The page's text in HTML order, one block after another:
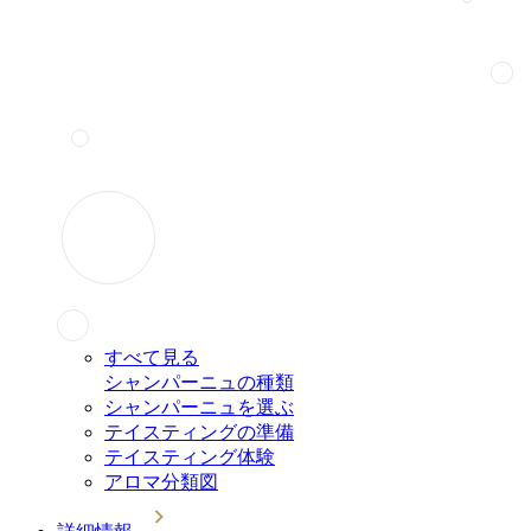
すべて見る
シャンパーニュの種類
シャンパーニュを選ぶ
テイスティングの準備
テイスティング体験
アロマ分類図